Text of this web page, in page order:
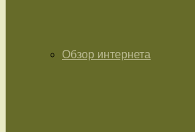
Обзор интернета